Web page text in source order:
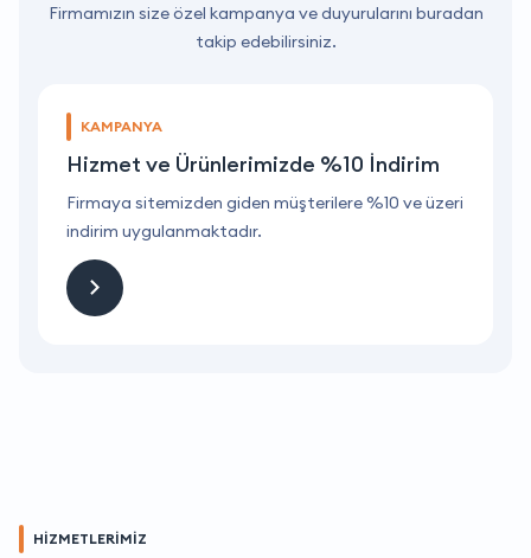
Firmamızın size özel kampanya ve duyurularını buradan
takip edebilirsiniz.
KAMPANYA
Hizmet ve Ürünlerimizde %10 İndirim
Firmaya sitemizden giden müşterilere %10 ve üzeri
indirim uygulanmaktadır.
HİZMETLERİMİZ